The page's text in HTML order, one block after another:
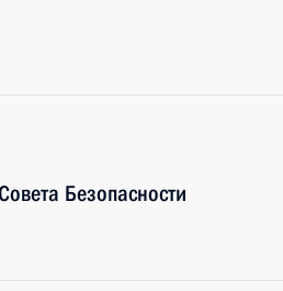
Безопасности